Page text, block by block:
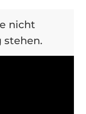
nicht
stehen.